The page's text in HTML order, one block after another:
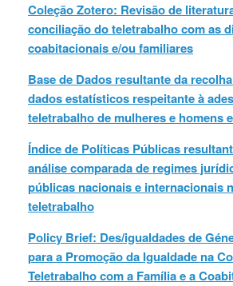
Coleção Zotero: Revisão de
conciliação do teletrabalho com as
coabitacionais e/ou familiares
Base de Dados resultante da
dados estatísticos respeitante à
teletrabalho de mulheres e homens
Índice de Políticas Públicas
análise comparada de regimes
públicas nacionais e internacionais
teletrabalho
Policy Brief: Des/igualdades de
para a Promoção da Igualdade na
Teletrabalho com a Família e a